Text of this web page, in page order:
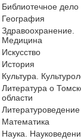
Библиотечное дело
География
Здравоохранение.
Медицина
Искусство
История
Культура.
Литература о
области
Литературоведение
Математика
Наука.